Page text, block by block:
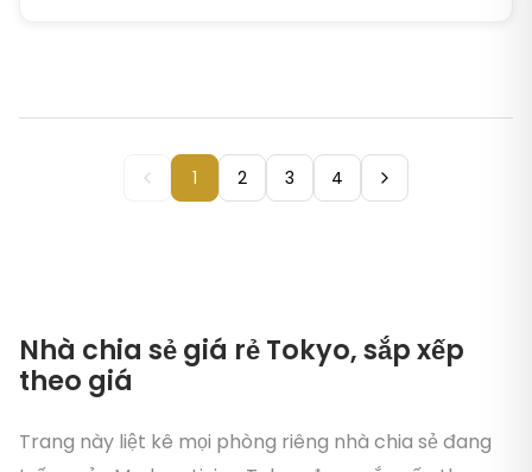
1 2 3 4
Nhà chia sẻ giá rẻ Tokyo, sắp xếp
theo giá
Trang này liệt kê mọi phòng riêng nhà chia sẻ đang